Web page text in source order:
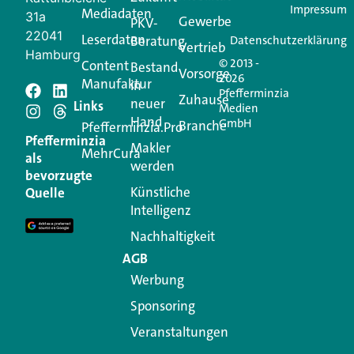
Schreiben Sie einen
Kommentar
Ihre E-Mail-Adresse wird nicht veröffentlicht.
Erforderliche Felder sind mit
Kommentar
31a
22041
Hamburg
Pfefferminzia
als
bevorzugte
Quelle
Mediadaten
Leserdaten
Content
Manufaktur
Links
Pfefferminzia.Pro
MehrCura
PKV-
Beratung
Bestand
in
neuer
Hand
Makler
werden
Künstliche
Intelligenz
Nachhaltigkeit
AGB
Werbung
Sponsoring
Veranstaltungen
Gewerbe
Vertrieb
Vorsorge
Zuhause
Branche
© 2013 -
2026
Pfefferminzia
Medien
GmbH
Impressum
Datenschutzerklärung